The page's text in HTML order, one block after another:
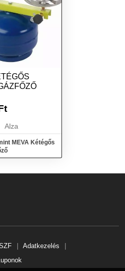
Alza
MEVA Kétégős
Adatkezelés